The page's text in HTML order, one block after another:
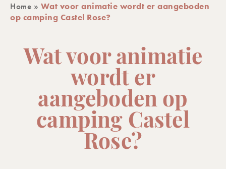
Home » Wat voor animatie wordt er aangeboden
op camping Castel Rose?
Wat voor animatie
wordt er
aangeboden op
camping Castel
Rose?